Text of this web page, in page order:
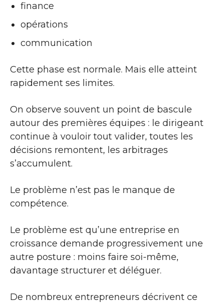
finance
opérations
communication
Cette phase est normale. Mais elle atteint
rapidement ses limites.
On observe souvent un point de bascule
autour des premières équipes : le dirigeant
continue à vouloir tout valider, toutes les
décisions remontent, les arbitrages
s’accumulent.
Le problème n’est pas le manque de
compétence.
Le problème est qu’une entreprise en
croissance demande progressivement une
autre posture : moins faire soi-même,
davantage structurer et déléguer.
De nombreux entrepreneurs décrivent ce